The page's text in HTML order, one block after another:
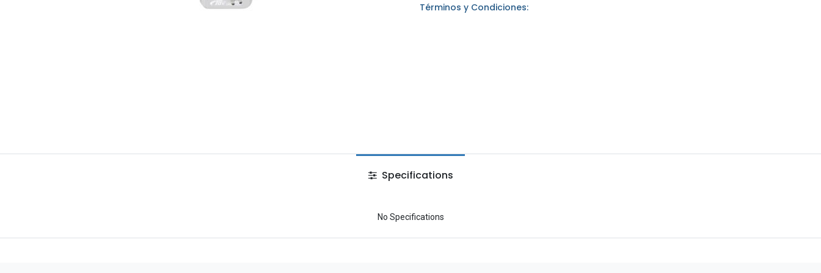
Términos y Condiciones:
Specifications
No Specifications